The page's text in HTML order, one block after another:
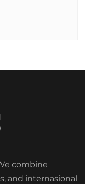
combine
and internasional